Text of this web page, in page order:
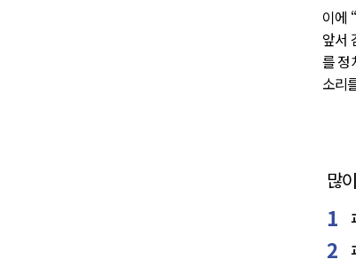
이에
앞서
를 정
소리
많